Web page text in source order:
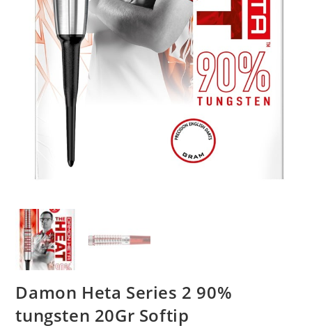
Damon Heta Series 2 90%
tungsten 20Gr Softip